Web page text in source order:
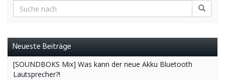
Neueste Beiträge
[SOUNDBOKS Mix] Was kann der neue Akku Bluetooth
Lautsprecher?!